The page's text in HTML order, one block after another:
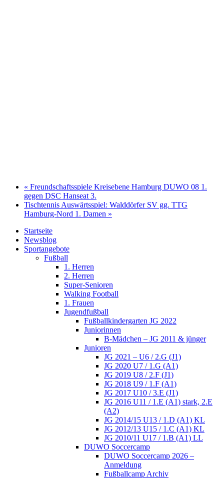
« Freundschaftsspiele Kreisebene Hamburg DUWO 08 1.
gegen DSC Hanseat 3.
Tischtennis Auswärtsspiel: Walddörfer SV gg. TTG
Hamburg-Nord 1. Damen »
Startseite
Newsblog
Sportangebote
Fußball
1. Herren
2. Herren
Super-Senioren
Walking Football
1. Frauen
Jugendfußball
Fußballkindergarten JG 2022
Juniorinnen
B-Mädchen – JG 2011 & jünger
Junioren
JG 2021 – U6 / 2.G (J1)
JG 2020 U7 / 1.G (A1)
JG 2019 U8 / 2.F (J1)
JG 2018 U9 / 1.F (A1)
JG 2017 U10 / 3.E (J1)
JG 2016 U11 / 1.E (A1) stark, 2.E
(A2)
JG 2014/15 U13 / 1.D (A1) KL
JG 2012/13 U15 / 1.C (A1) KL
JG 2010/11 U17 / 1.B (A1) LL
DUWO Soccercamp
DUWO Soccercamp 2026 –
Anmeldung
Fußballcamp Archiv